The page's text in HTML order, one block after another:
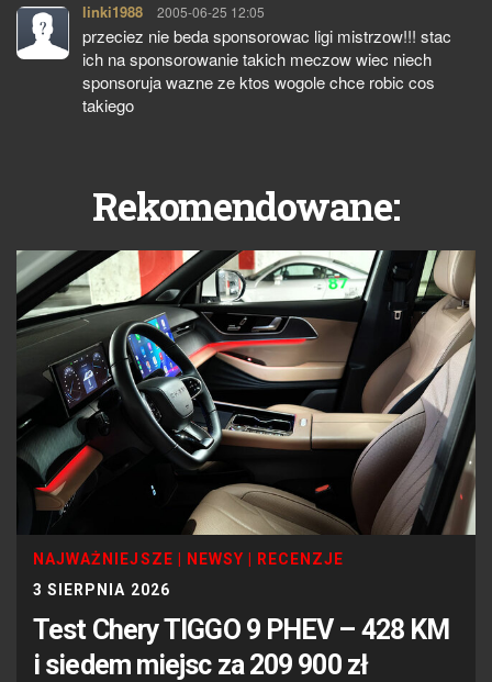
linki1988 pisze:
2005-06-25 12:05
przeciez nie beda sponsorowac ligi mistrzow!!! stac
ich na sponsorowanie takich meczow wiec niech
sponsoruja wazne ze ktos wogole chce robic cos
takiego
Rekomendowane:
NAJWAŻNIEJSZE NEWSY
RECENZJE
3 SIERPNIA 2026
Test Chery TIGGO 9 PHEV – 428 KM
i siedem miejsc za 209 900 zł